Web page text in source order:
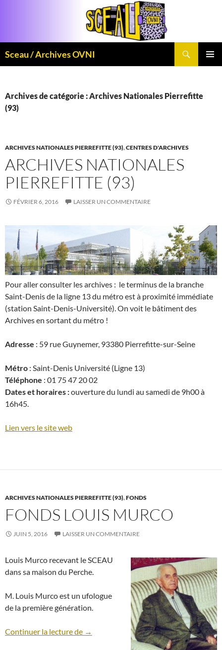
Sceau / Archives OVNI
Archives de catégorie : Archives Nationales Pierrefitte
(93)
ARCHIVES NATIONALES PIERREFITTE (93),CENTRES D'ARCHIVES
ARCHIVES NATIONALES
PIERREFITTE (93)
FÉVRIER 6, 2016 LAISSER UN COMMENTAIRE
Pour aller consulter les archives : le terminus de la branche
Saint-Denis de la ligne 13 du métro est à proximité immédiate
(station Saint-Denis-Université). On voit le bâtiment des
Archives en sortant du métro !
Adresse : 59 rue Guynemer, 93380 Pierrefitte-sur-Seine
Métro : Saint-Denis Université (Ligne 13)
Téléphone : 01 75 47 20 02
Dates et horaires :ouverture du lundi au samedi de 9h00 à
16h45.
Lien vers le site web
ARCHIVES NATIONALES PIERREFITTE (93),FONDS
FONDS LOUIS MURCO
JUIN 5, 2016 LAISSER UN COMMENTAIRE
Louis Murco recevant le SCEAU
dans sa maison du Perche.
M. Louis Murco est un ufologue
de la première génération.
Continuer la lecture de Fonds Louis Murco
→